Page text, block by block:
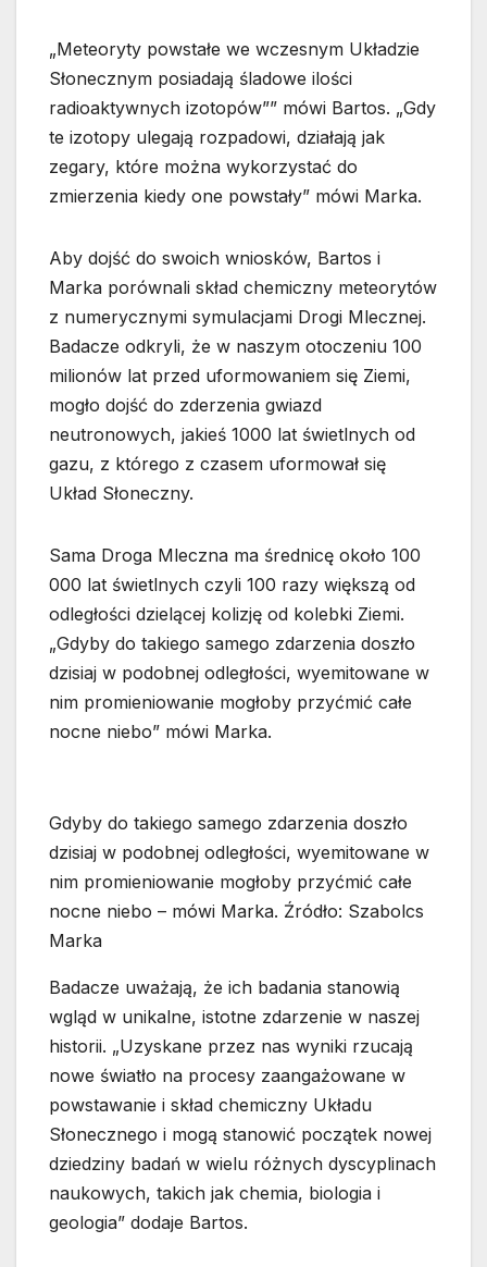
„Meteoryty powstałe we wczesnym Układzie
Słonecznym posiadają śladowe ilości
radioaktywnych izotopów”” mówi Bartos. „Gdy
te izotopy ulegają rozpadowi, działają jak
zegary, które można wykorzystać do
zmierzenia kiedy one powstały” mówi Marka.
Aby dojść do swoich wniosków, Bartos i
Marka porównali skład chemiczny meteorytów
z numerycznymi symulacjami Drogi Mlecznej.
Badacze odkryli, że w naszym otoczeniu 100
milionów lat przed uformowaniem się Ziemi,
mogło dojść do zderzenia gwiazd
neutronowych, jakieś 1000 lat świetlnych od
gazu, z którego z czasem uformował się
Układ Słoneczny.
Sama Droga Mleczna ma średnicę około 100
000 lat świetlnych czyli 100 razy większą od
odległości dzielącej kolizję od kolebki Ziemi.
„Gdyby do takiego samego zdarzenia doszło
dzisiaj w podobnej odległości, wyemitowane w
nim promieniowanie mogłoby przyćmić całe
nocne niebo” mówi Marka.
Gdyby do takiego samego zdarzenia doszło
dzisiaj w podobnej odległości, wyemitowane w
nim promieniowanie mogłoby przyćmić całe
nocne niebo – mówi Marka. Źródło: Szabolcs
Marka
Badacze uważają, że ich badania stanowią
wgląd w unikalne, istotne zdarzenie w naszej
historii. „Uzyskane przez nas wyniki rzucają
nowe światło na procesy zaangażowane w
powstawanie i skład chemiczny Układu
Słonecznego i mogą stanowić początek nowej
dziedziny badań w wielu różnych dyscyplinach
naukowych, takich jak chemia, biologia i
geologia” dodaje Bartos.